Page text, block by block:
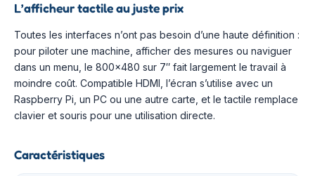
L’afficheur tactile au juste prix
Toutes les interfaces n’ont pas besoin d’une haute définition :
pour piloter une machine, afficher des mesures ou naviguer
dans un menu, le 800×480 sur 7″ fait largement le travail à
moindre coût. Compatible HDMI, l’écran s’utilise avec un
Raspberry Pi, un PC ou une autre carte, et le tactile remplace
clavier et souris pour une utilisation directe.
Caractéristiques